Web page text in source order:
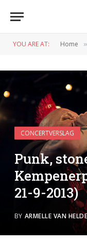
YOU ARE AT: Home »
CONCERTVERSLAG
Punk,
21-9-2013)
BY ARMELLE VAN